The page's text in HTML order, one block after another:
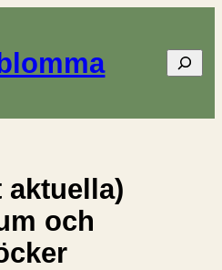
Sök
aktuella)
och